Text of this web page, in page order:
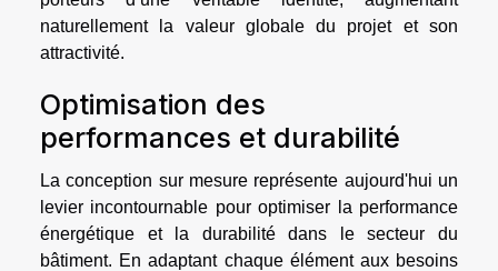
naturellement la valeur globale du projet et son
attractivité.
Optimisation des
performances et durabilité
La conception sur mesure représente aujourd'hui un
levier incontournable pour optimiser la performance
énergétique et la durabilité dans le secteur du
bâtiment. En adaptant chaque élément aux besoins